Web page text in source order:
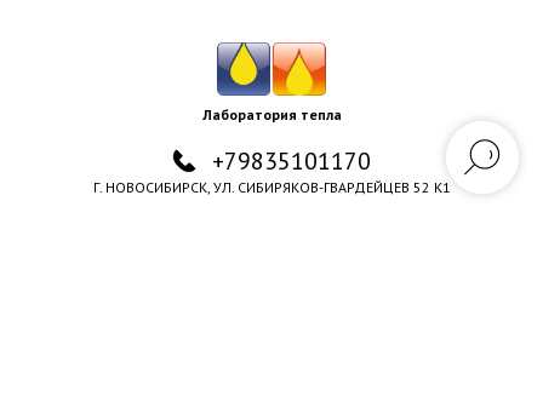
Лаборатория тепла
+79835101170
Г. НОВОСИБИРСК, УЛ. СИБИРЯКОВ-ГВАРДЕЙЦЕВ 52 К1